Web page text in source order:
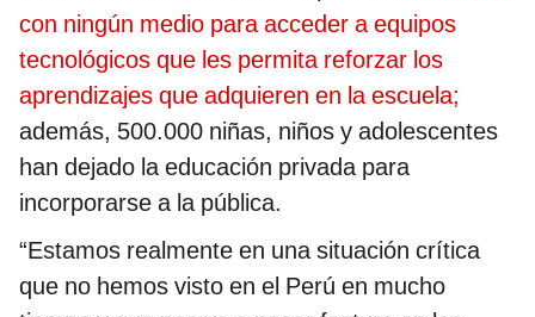
con ningún medio para acceder a equipos
tecnológicos que les permita reforzar los
aprendizajes que adquieren en la escuela;
además, 500.000 niñas, niños y adolescentes
han dejado la educación privada para
incorporarse a la pública.
“Estamos realmente en una situación crítica
que no hemos visto en el Perú en mucho